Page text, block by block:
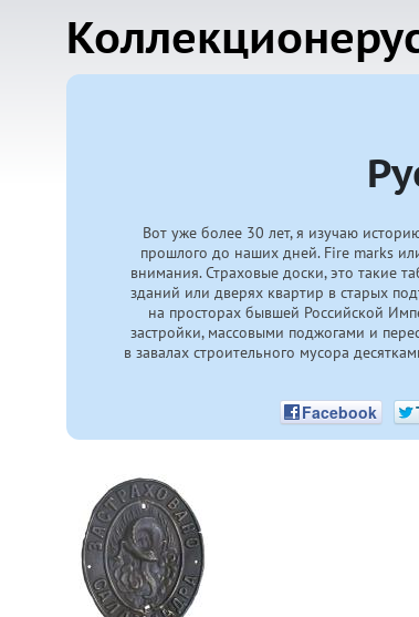
Вот уже более 30 лет, я изучаю
прошлого до наших дней. Fire marks
внимания. Страховые доски, это такие
зданий или дверях квартир в старых
на просторах бывшей Российской
застройки, массовыми поджогами и
в завалах строительного мусора
Facebook